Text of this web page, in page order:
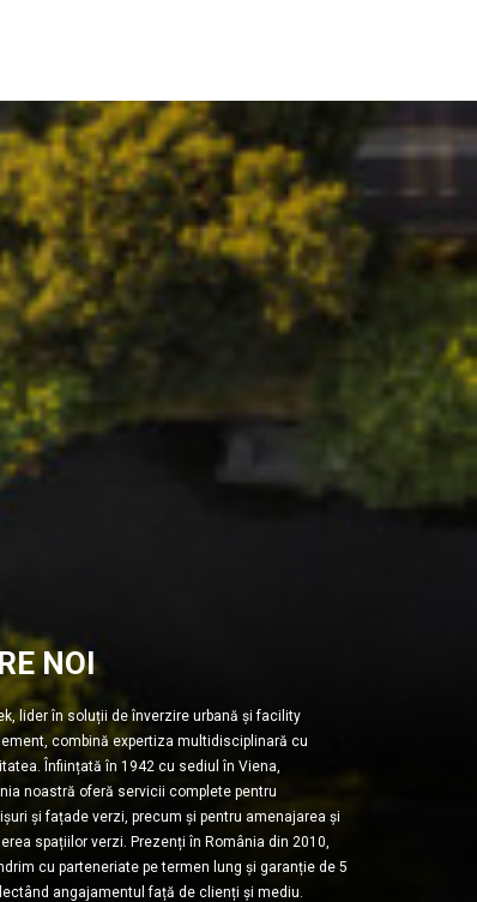
NOI
lider în soluții de înverzire urbană și facility
combină expertiza multidisciplinară cu
Înființată în 1942 cu sediul în Viena,
noastră oferă servicii complete pentru
și fațade verzi, precum și pentru amenajarea și
spațiilor verzi. Prezenți în România din 2010,
cu parteneriate pe termen lung și garanție de 5
angajamentul față de clienți și mediu.